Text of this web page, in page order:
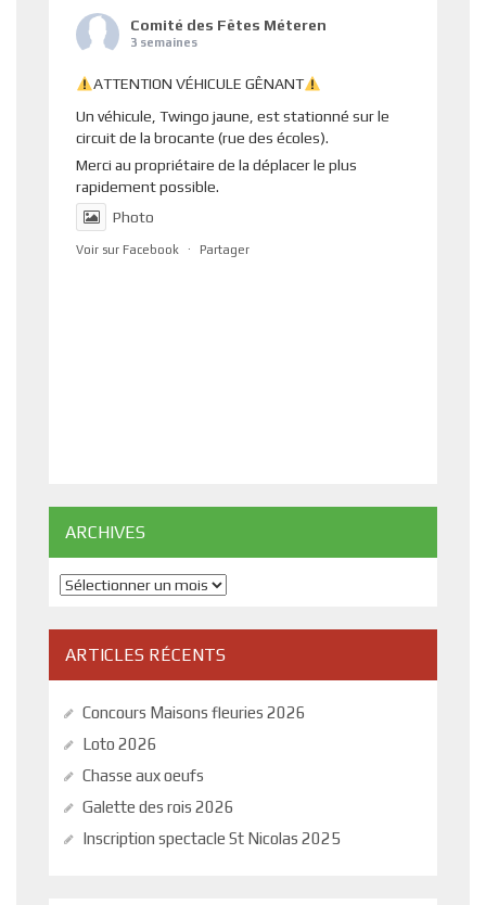
Comité des Fêtes Méteren
3 semaines
ATTENTION VÉHICULE GÊNANT
Un véhicule, Twingo jaune, est stationné sur le
circuit de la brocante (rue des écoles).
Merci au propriétaire de la déplacer le plus
rapidement possible.
Photo
Voir sur Facebook · Partager
ARCHIVES
Archives
ARTICLES RÉCENTS
Concours Maisons fleuries 2026
Loto 2026
Chasse aux oeufs
Galette des rois 2026
Inscription spectacle St Nicolas 2025